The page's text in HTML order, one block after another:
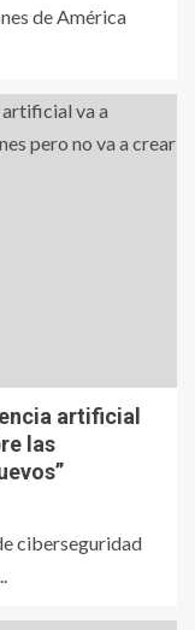
de América
artificial
las
ciberseguridad